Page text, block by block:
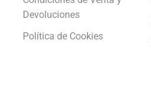
Devoluciones
Política de Cookies